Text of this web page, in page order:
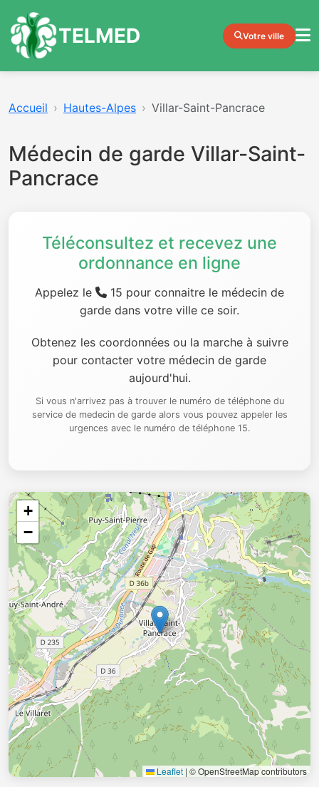
TELMED Votre ville
Accueil Hautes-Alpes Villar-Saint-Pancrace
Médecin de garde Villar-Saint-
Pancrace
Téléconsultez et recevez une
ordonnance en ligne
Appelez le
15 pour connaitre le médecin de
garde dans votre ville ce soir.
Obtenez les coordonnées ou la marche à suivre
pour contacter votre médecin de garde
aujourd'hui.
Si vous n'arrivez pas à trouver le numéro de téléphone du
service de medecin de garde alors vous pouvez appeler les
urgences avec le numéro de téléphone 15.
+
−
Leaflet | © OpenStreetMap contributors